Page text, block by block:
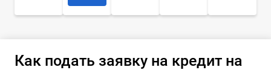
Как подать заявку на кредит на